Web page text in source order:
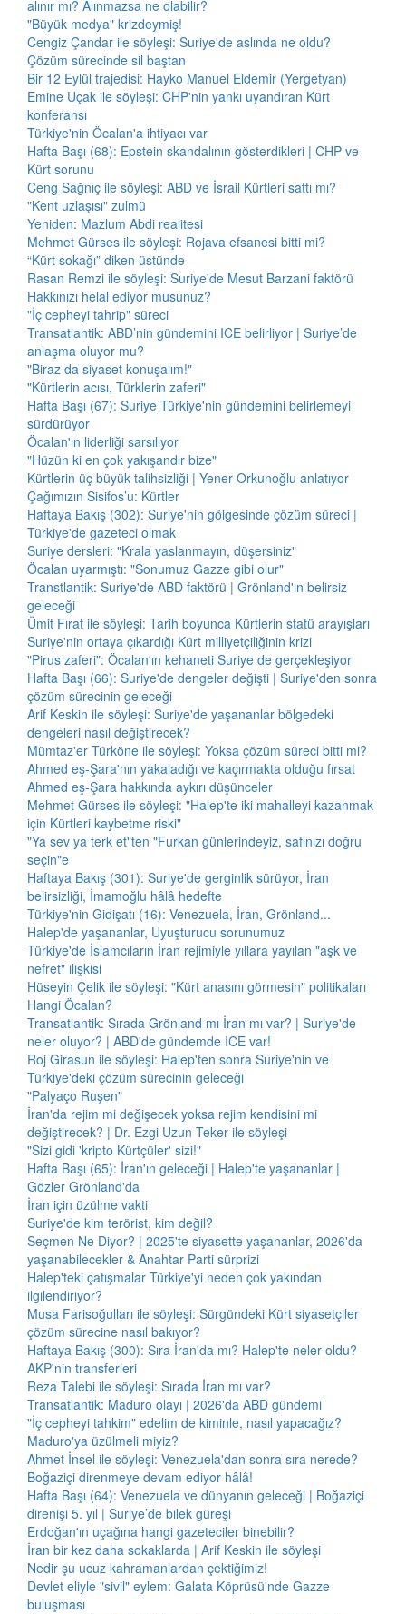
alınır mı? Alınmazsa ne olabilir?
"Büyük medya" krizdeymiş!
Cengiz Çandar ile söyleşi: Suriye'de aslında ne oldu?
Çözüm sürecinde sil baştan
Bir 12 Eylül trajedisi: Hayko Manuel Eldemir (Yergetyan)
Emine Uçak ile söyleşi: CHP'nin yankı uyandıran Kürt
konferansı
Türkiye'nin Öcalan'a ihtiyacı var
Hafta Başı (68): Epstein skandalının gösterdikleri | CHP ve
Kürt sorunu
Ceng Sağnıç ile söyleşi: ABD ve İsrail Kürtleri sattı mı?
"Kent uzlaşısı" zulmü
Yeniden: Mazlum Abdi realitesi
Mehmet Gürses ile söyleşi: Rojava efsanesi bitti mi?
“Kürt sokağı” diken üstünde
Rasan Remzi ile söyleşi: Suriye'de Mesut Barzani faktörü
Hakkınızı helal ediyor musunuz?
"İç cepheyi tahrip" süreci
Transatlantik: ABD’nin gündemini ICE belirliyor | Suriye’de
anlaşma oluyor mu?
"Biraz da siyaset konuşalım!"
"Kürtlerin acısı, Türklerin zaferi"
Hafta Başı (67): Suriye Türkiye'nin gündemini belirlemeyi
sürdürüyor
Öcalan'ın liderliği sarsılıyor
"Hüzün ki en çok yakışandır bize"
Kürtlerin üç büyük talihsizliği | Yener Orkunoğlu anlatıyor
Çağımızın Sisifos’u: Kürtler
Haftaya Bakış (302): Suriye'nin gölgesinde çözüm süreci |
Türkiye'de gazeteci olmak
Suriye dersleri: "Krala yaslanmayın, düşersiniz"
Öcalan uyarmıştı: "Sonumuz Gazze gibi olur"
Transtlantik: Suriye'de ABD faktörü | Grönland'ın belirsiz
geleceği
Ümit Fırat ile söyleşi: Tarih boyunca Kürtlerin statü arayışları
Suriye'nin ortaya çıkardığı Kürt milliyetçiliğinin krizi
"Pirus zaferi": Öcalan'ın kehaneti Suriye de gerçekleşiyor
Hafta Başı (66): Suriye'de dengeler değişti | Suriye'den sonra
çözüm sürecinin geleceği
Arif Keskin ile söyleşi: Suriye'de yaşananlar bölgedeki
dengeleri nasıl değiştirecek?
Mümtaz'er Türköne ile söyleşi: Yoksa çözüm süreci bitti mi?
Ahmed eş-Şara'nın yakaladığı ve kaçırmakta olduğu fırsat
Ahmed eş-Şara hakkında aykırı düşünceler
Mehmet Gürses ile söyleşi: "Halep'te iki mahalleyi kazanmak
için Kürtleri kaybetme riski"
"Ya sev ya terk et"ten "Furkan günlerindeyiz, safınızı doğru
seçin"e
Haftaya Bakış (301): Suriye'de gerginlik sürüyor, İran
belirsizliği, İmamoğlu hâlâ hedefte
Türkiye'nin Gidişatı (16): Venezuela, İran, Grönland...
Halep'de yaşananlar, Uyuşturucu sorunumuz
Türkiye'de İslamcıların İran rejimiyle yıllara yayılan "aşk ve
nefret" ilişkisi
Hüseyin Çelik ile söyleşi: "Kürt anasını görmesin" politikaları
Hangi Öcalan?
Transatlantik: Sırada Grönland mı İran mı var? | Suriye'de
neler oluyor? | ABD'de gündemde ICE var!
Roj Girasun ile söyleşi: Halep'ten sonra Suriye'nin ve
Türkiye'deki çözüm sürecinin geleceği
"Palyaço Ruşen"
İran'da rejim mi değişecek yoksa rejim kendisini mi
değiştirecek? | Dr. Ezgi Uzun Teker ile söyleşi
"Sizi gidi 'kripto Kürtçüler' sizi!"
Hafta Başı (65): İran'ın geleceği | Halep'te yaşananlar |
Gözler Grönland'da
İran için üzülme vakti
Suriye'de kim terörist, kim değil?
Seçmen Ne Diyor? | 2025'te siyasette yaşananlar, 2026'da
yaşanabilecekler & Anahtar Parti sürprizi
Halep'teki çatışmalar Türkiye'yi neden çok yakından
ilgilendiriyor?
Musa Farisoğulları ile söyleşi: Sürgündeki Kürt siyasetçiler
çözüm sürecine nasıl bakıyor?
Haftaya Bakış (300): Sıra İran'da mı? Halep'te neler oldu?
AKP'nin transferleri
Reza Talebi ile söyleşi: Sırada İran mı var?
Transatlantik: Maduro olayı | 2026'da ABD gündemi
"İç cepheyi tahkim" edelim de kiminle, nasıl yapacağız?
Maduro'ya üzülmeli miyiz?
Ahmet İnsel ile söyleşi: Venezuela'dan sonra sıra nerede?
Boğaziçi direnmeye devam ediyor hâlâ!
Hafta Başı (64): Venezuela ve dünyanın geleceği | Boğaziçi
direnişi 5. yıl | Suriye’de bilek güreşi
Erdoğan'ın uçağına hangi gazeteciler binebilir?
İran bir kez daha sokaklarda | Arif Keskin ile söyleşi
Nedir şu ucuz kahramanlardan çektiğimiz!
Devlet eliyle "sivil" eylem: Galata Köprüsü'nde Gazze
buluşması